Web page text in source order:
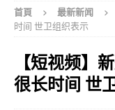
首頁 最新新闻
时间 世卫组织表示
【短视频】
很长时间 世